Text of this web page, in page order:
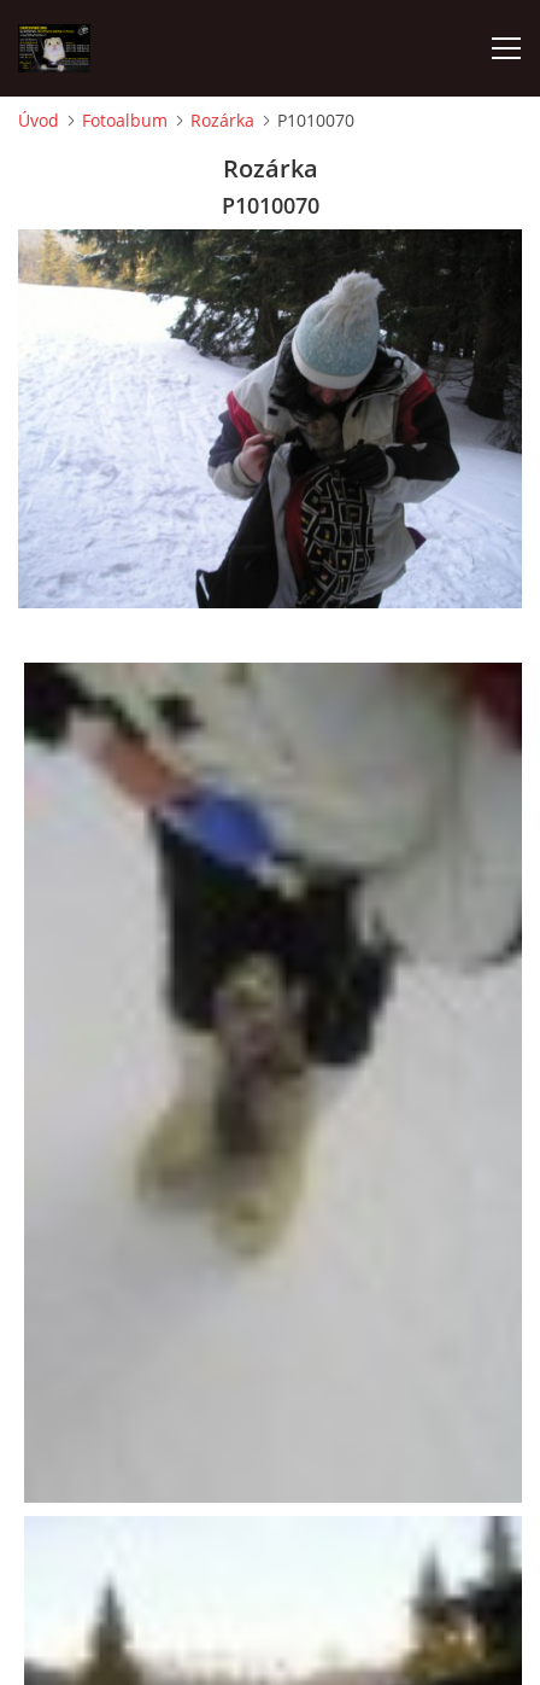
V PÉČI
VIRTUÁLNÍ ADOPCE
V NOVÝCH DOMOVECH
DFD - DOMOV FRETČÍCH DŮCHODCŮ
PODMÍNKY PŘEVZETÍ FRETKY.
O FRETCE
PÉČE O FRETKU
CHCI SI POŘÍDIT FRETKU
STRAVA
Úvod Fotoalbum Rozárka P1010070
Rozárka
P1010070